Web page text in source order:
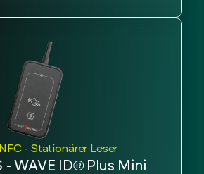
- Stationärer Leser
- WAVE ID® Plus Mini